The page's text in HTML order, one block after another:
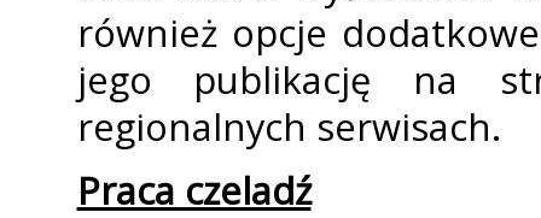
również opcje
jego publikację na
regionalnych serwisach.
Praca czeladź